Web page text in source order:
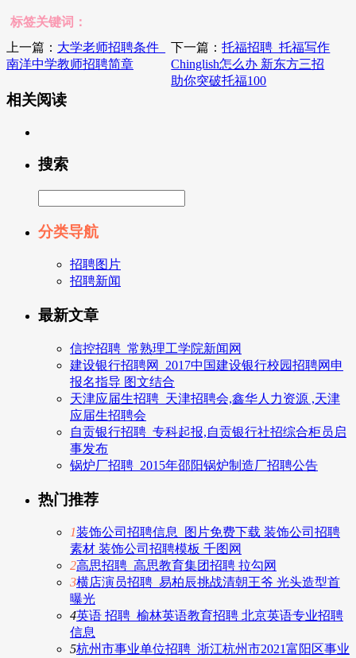
标签关键词：
上一篇： 大学老师招聘条件_
南洋中学教师招聘简章
下一篇：托福招聘_托福写作
Chinglish怎么办 新东方三招
助你突破托福100
相关阅读
搜索
分类导航
招聘图片
招聘新闻
最新文章
信控招聘_常熟理工学院新闻网
建设银行招聘网_2017中国建设银行校园招聘网申
报名指导 图文结合
天津应届生招聘_天津招聘会,鑫华人力资源 ,天津
应届生招聘会
自贡银行招聘_专科起报,自贡银行社招综合柜员启
事发布
锅炉厂招聘_2015年邵阳锅炉制造厂招聘公告
热门推荐
1装饰公司招聘信息_图片免费下载 装饰公司招聘
素材 装饰公司招聘模板 千图网
2高思招聘_高思教育集团招聘 拉勾网
3横店演员招聘_易柏辰挑战清朝王爷 光头造型首
曝光
4英语 招聘_榆林英语教育招聘 北京英语专业招聘
信息
5杭州市事业单位招聘_浙江杭州市2021富阳区事业